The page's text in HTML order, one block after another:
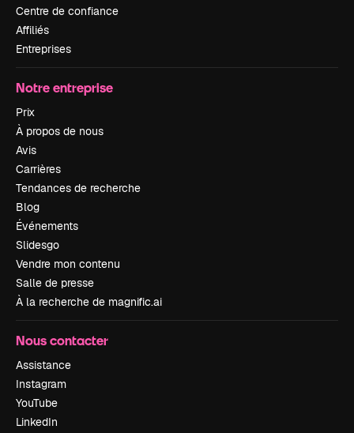
Centre de confiance
Affiliés
Entreprises
Notre entreprise
Prix
À propos de nous
Avis
Carrières
Tendances de recherche
Blog
Événements
Slidesgo
Vendre mon contenu
Salle de presse
À la recherche de magnific.ai
Nous contacter
Assistance
Instagram
YouTube
LinkedIn